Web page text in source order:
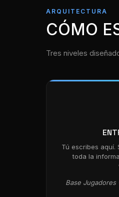
ARQUITECTURA
CÓMO
Tres niveles
Tú escribes aquí.
toda la
Base Jugadores